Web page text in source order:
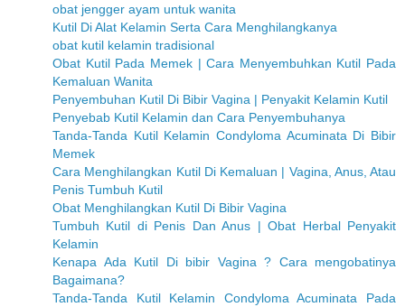
obat jengger ayam untuk wanita
Kutil Di Alat Kelamin Serta Cara Menghilangkanya
obat kutil kelamin tradisional
Obat Kutil Pada Memek | Cara Menyembuhkan Kutil Pada
Kemaluan Wanita
Penyembuhan Kutil Di Bibir Vagina | Penyakit Kelamin Kutil
Penyebab Kutil Kelamin dan Cara Penyembuhanya
Tanda-Tanda Kutil Kelamin Condyloma Acuminata Di Bibir
Memek
Cara Menghilangkan Kutil Di Kemaluan | Vagina, Anus, Atau
Penis Tumbuh Kutil
Obat Menghilangkan Kutil Di Bibir Vagina
Tumbuh Kutil di Penis Dan Anus | Obat Herbal Penyakit
Kelamin
Kenapa Ada Kutil Di bibir Vagina ? Cara mengobatinya
Bagaimana?
Tanda-Tanda Kutil Kelamin Condyloma Acuminata Pada